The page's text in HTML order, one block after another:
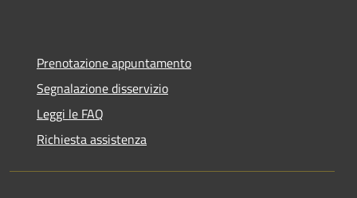
Prenotazione appuntamento
Segnalazione disservizio
Leggi le FAQ
Richiesta assistenza